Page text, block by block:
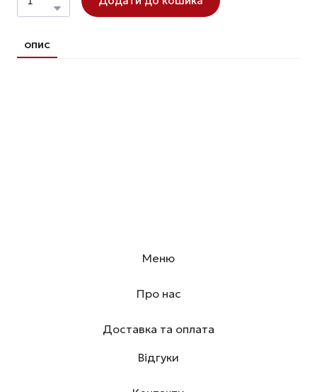
ОПИС
Меню
Про нас
Доставка та оплата
Відгуки